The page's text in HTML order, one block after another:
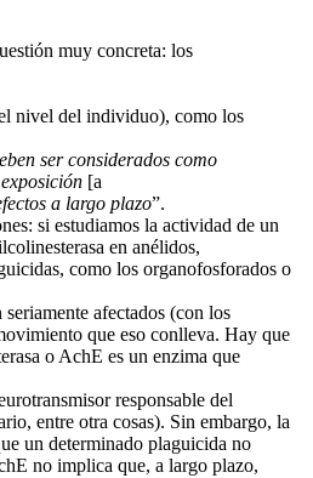
muy concreta: los
nivel del individuo), como los
ser considerados como
[a
a largo plazo”.
si estudiamos la actividad de un
en anélidos,
como los organofosforados o
afectados (con los
que eso conlleva. Hay que
o AchE es un enzima que
responsable del
entre otra cosas). Sin embargo, la
un determinado plaguicida no
no implica que, a largo plazo,